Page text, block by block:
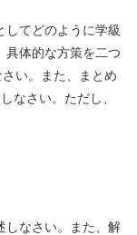
してどのように学級
具体的な方策を二つ
い。また、まとめ
なさい。ただし、
しなさい。また、解